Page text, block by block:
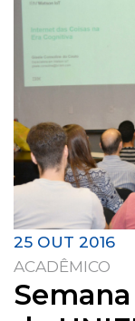
25 OUT 2016
ACADÊMICO